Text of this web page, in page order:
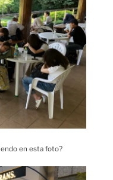
en esta foto?